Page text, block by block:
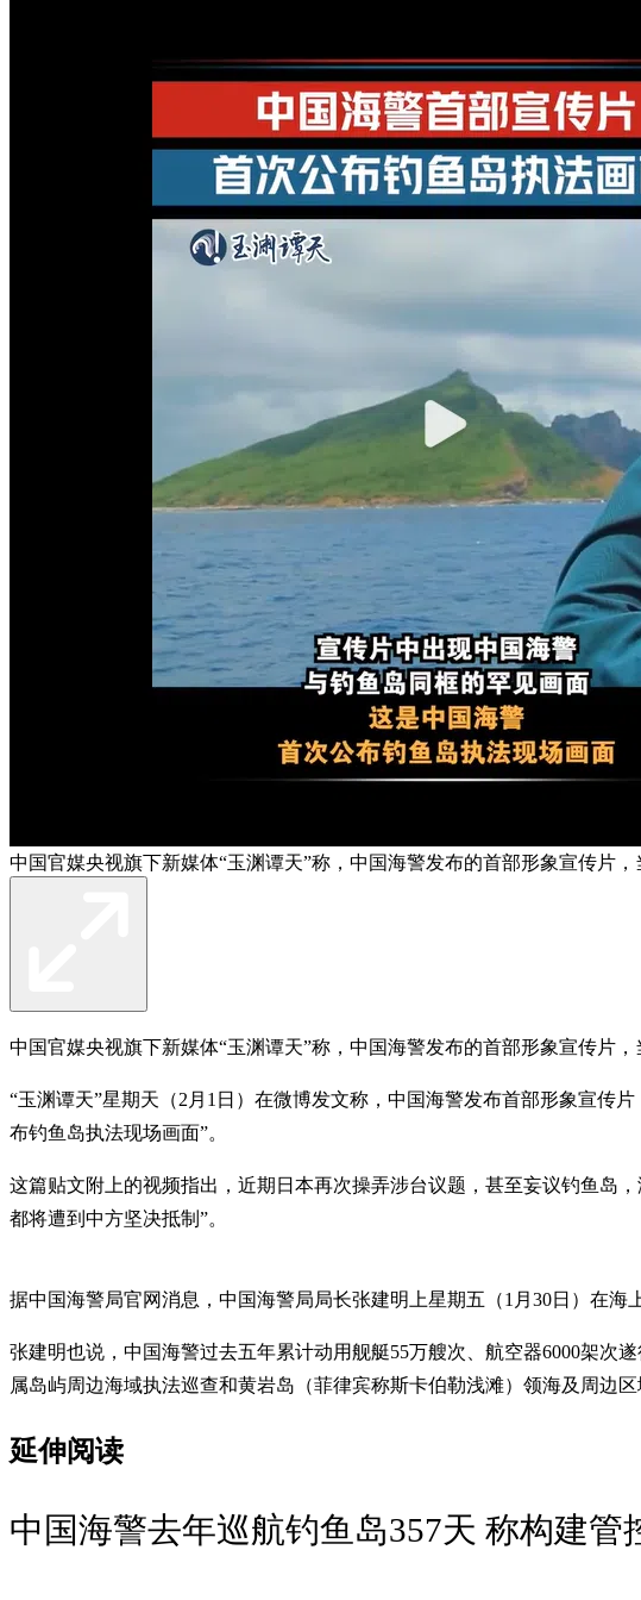
中国官媒央视旗下新媒体“玉渊谭天”称，中国海警发布的首部形象宣传片
中国官媒央视旗下新媒体“玉渊谭天”称，中国海警发布的首部形象宣传片
“玉渊谭天”星期天（2月1日）在微博发文称，中国海警发布首部形象宣传
布钓鱼岛执法现场画面”。
这篇贴文附上的视频指出，近期日本再次操弄涉台议题，甚至妄议钓鱼岛
都将遭到中方坚决抵制”。
据中国海警局官网消息，中国海警局局长张建明上星期五（1月30日）在
张建明也说，中国海警过去五年累计动用舰艇55万艘次、航空器6000架次
属岛屿周边海域执法巡查和黄岩岛（菲律宾称斯卡伯勒浅滩）领海及周边区
延伸阅读
中国海警去年巡航钓鱼岛357天 称构建管